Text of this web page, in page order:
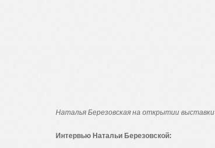
Наталья Березовская на открытии выставки
Интервью Натальи Березовской: